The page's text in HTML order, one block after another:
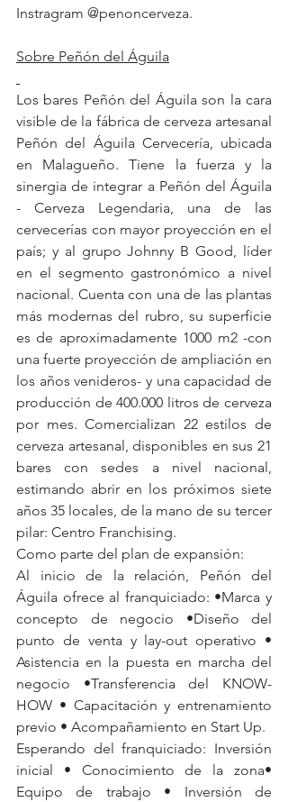
Instragram @penoncerveza.
Sobre Peñón del Águila
Los bares Peñón del Águila son la cara
visible de la fábrica de cerveza artesanal
Peñón del Águila Cervecería, ubicada
en Malagueño. Tiene la fuerza y la
sinergia de integrar a Peñón del Águila
- Cerveza Legendaria, una de las
cervecerías con mayor proyección en el
país; y al grupo Johnny B Good, líder
en el segmento gastronómico a nivel
nacional. Cuenta con una de las plantas
más modernas del rubro, su superficie
es de aproximadamente 1000 m2 -con
una fuerte proyección de ampliación en
los años venideros- y una capacidad de
producción de 400.000 litros de cerveza
por mes. Comercializan 22 estilos de
cerveza artesanal, disponibles en sus 21
bares con sedes a nivel nacional,
estimando abrir en los próximos siete
años 35 locales, de la mano de su tercer
pilar: Centro Franchising.
Como parte del plan de expansión:
Al inicio de la relación, Peñón del
Águila ofrece al franquiciado: •Marca y
concepto de negocio •Diseño del
punto de venta y lay-out operativo •
Asistencia en la puesta en marcha del
negocio •Transferencia del KNOW-
HOW • Capacitación y entrenamiento
previo • Acompañamiento en Start Up.
Esperando del franquiciado: Inversión
inicial • Conocimiento de la zona•
Equipo de trabajo • Inversión de